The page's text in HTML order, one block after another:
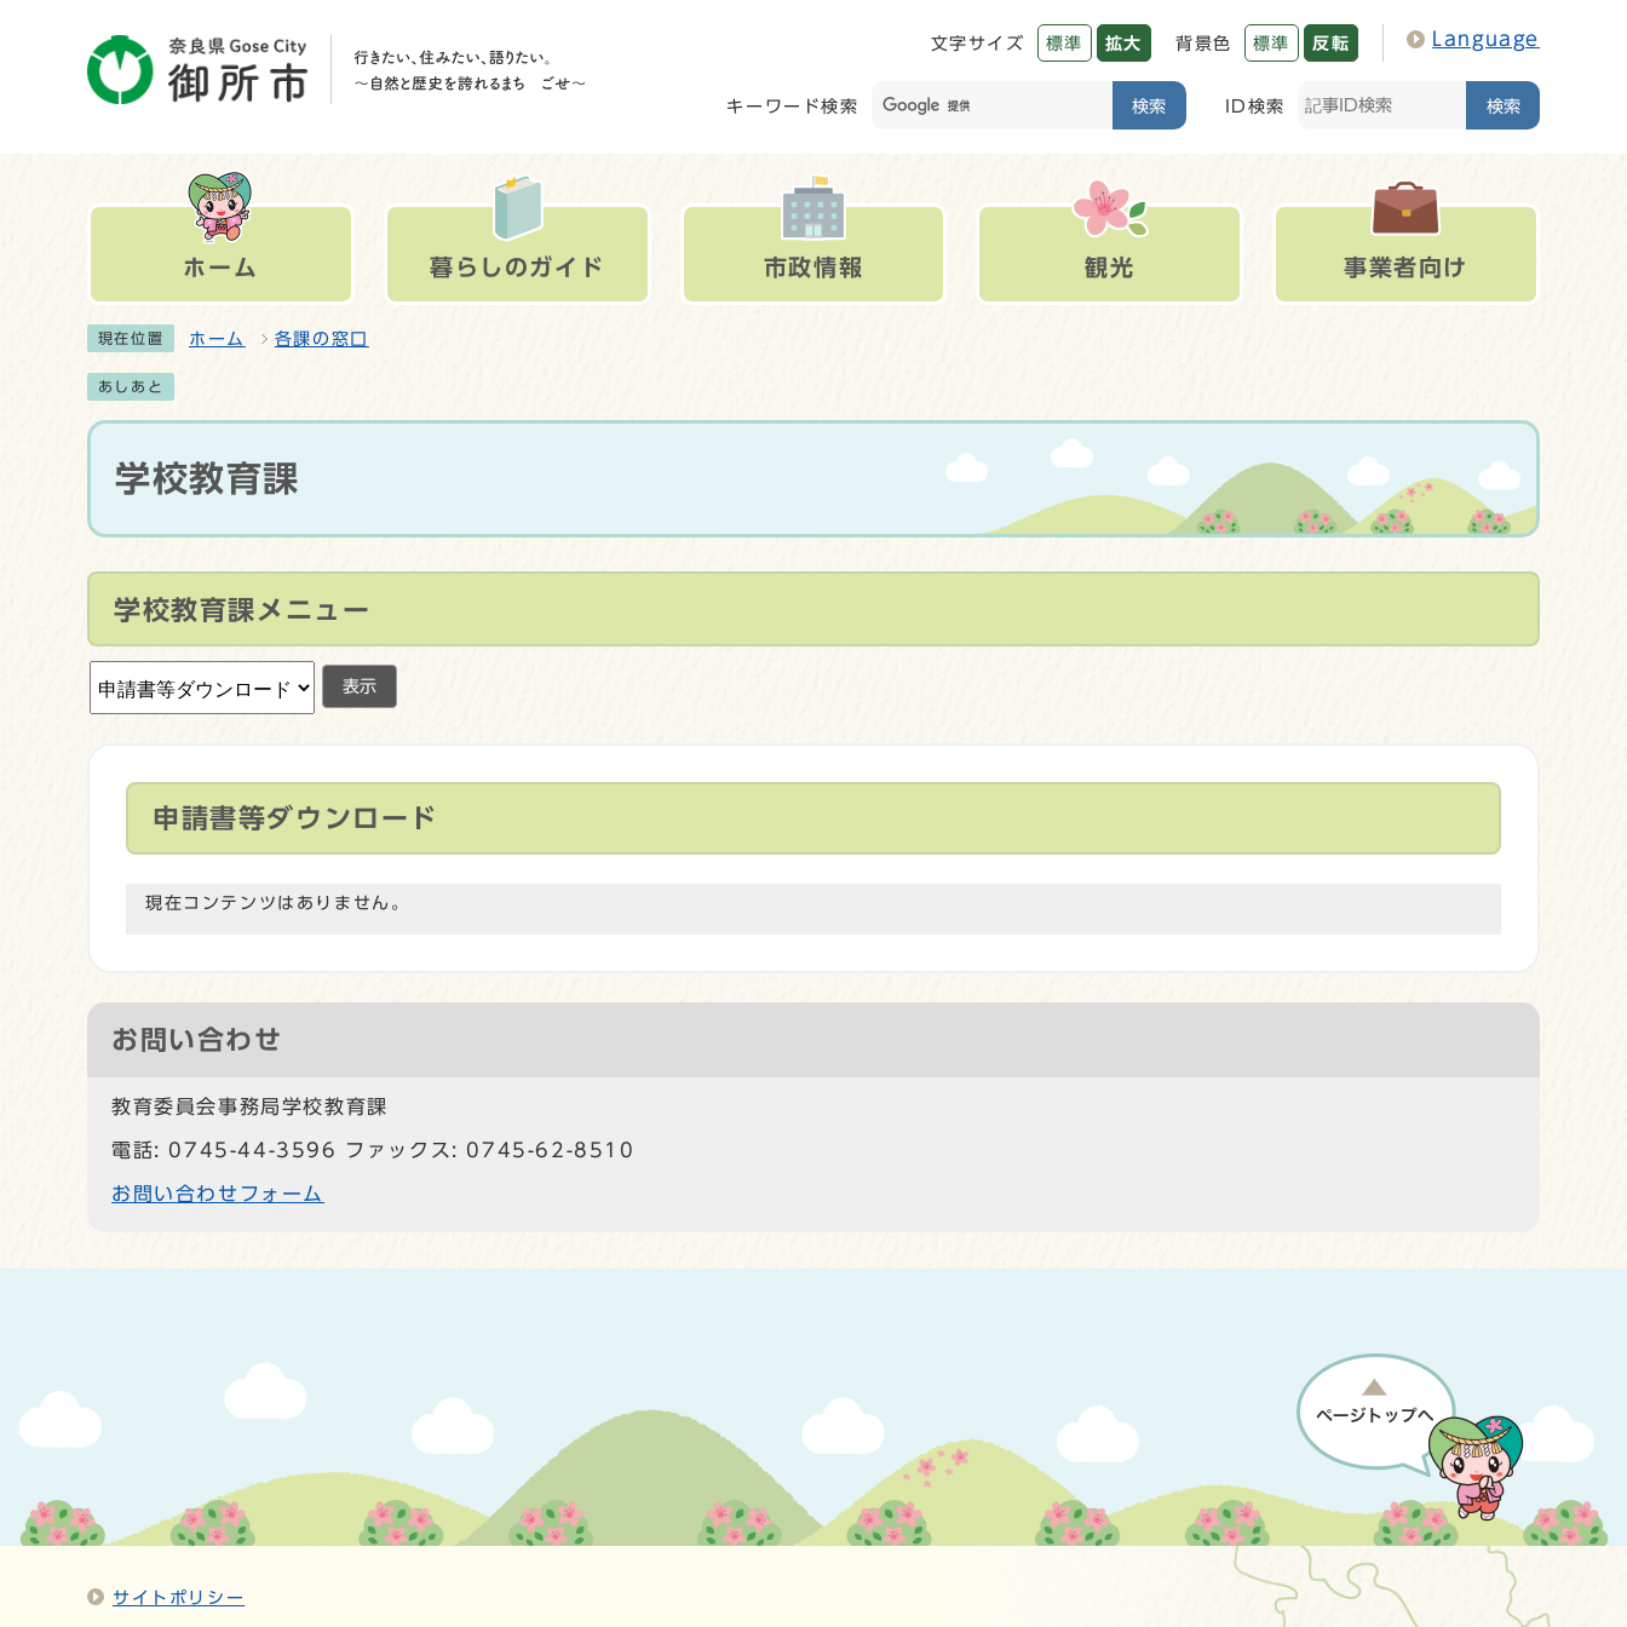
文字サイズ 標準 拡大 背景色 標準 反転 Language
キーワード検索 検索 ID検索 検索
ホーム 暮らしのガイド 市政情報 観光 事業者向け
現在位置 ホーム 各課の窓口
あしあと
学校教育課
学校教育課メニュー
表示
申請書等ダウンロード
現在コンテンツはありません。
お問い合わせ
教育委員会事務局学校教育課
電話: 0745-44-3596 ファックス: 0745-62-8510
お問い合わせフォーム
サイトポリシー